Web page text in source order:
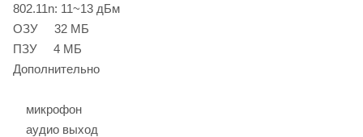
802.11n: 11~13 дБм
ОЗУ 32 МБ
ПЗУ 4 МБ
Дополнительно
микрофон
аудио выход